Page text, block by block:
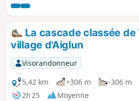
sentier de découverte vous fera
l'orientation. La fin de ce tracé est la
beau patrimoine bâti d'Aiglun.
La cascade classée
village d'Aiglun
Visorandonneur
5,42 km
+306 m
-306 m
2h 25
Moyenne